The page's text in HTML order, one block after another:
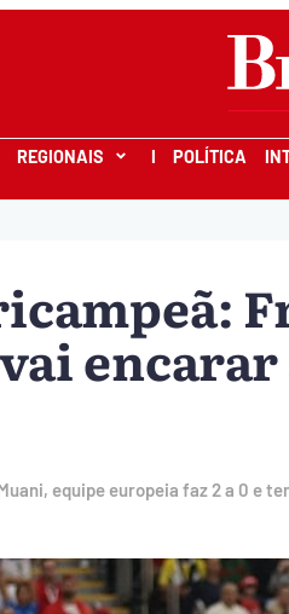
REGIONAIS I POLÍTICA
equipe europeia faz 2 a 0 e